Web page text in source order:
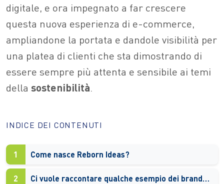
digitale, e ora impegnato a far crescere
questa nuova esperienza di e-commerce,
ampliandone la portata e dandole visibilità per
una platea di clienti che sta dimostrando di
essere sempre più attenta e sensibile ai temi
della sostenibilità.
INDICE DEI CONTENUTI
1 Come nasce Reborn Ideas?
2 Ci vuole raccontare qualche esempio dei brand che promuovete?